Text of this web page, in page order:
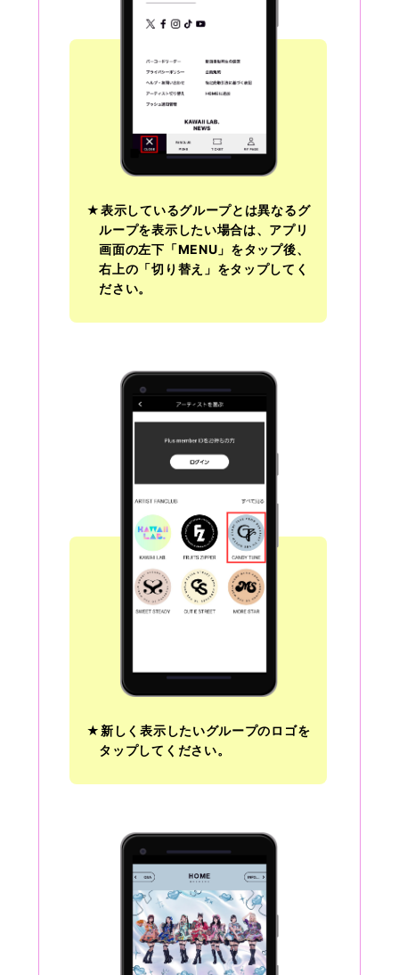
★表示しているグループとは異なるグ
ループを表示したい場合は、アプリ
画面の左下「MENU」をタップ後、
右上の「切り替え」をタップしてく
ださい。
★新しく表示したいグループのロゴを
タップしてください。